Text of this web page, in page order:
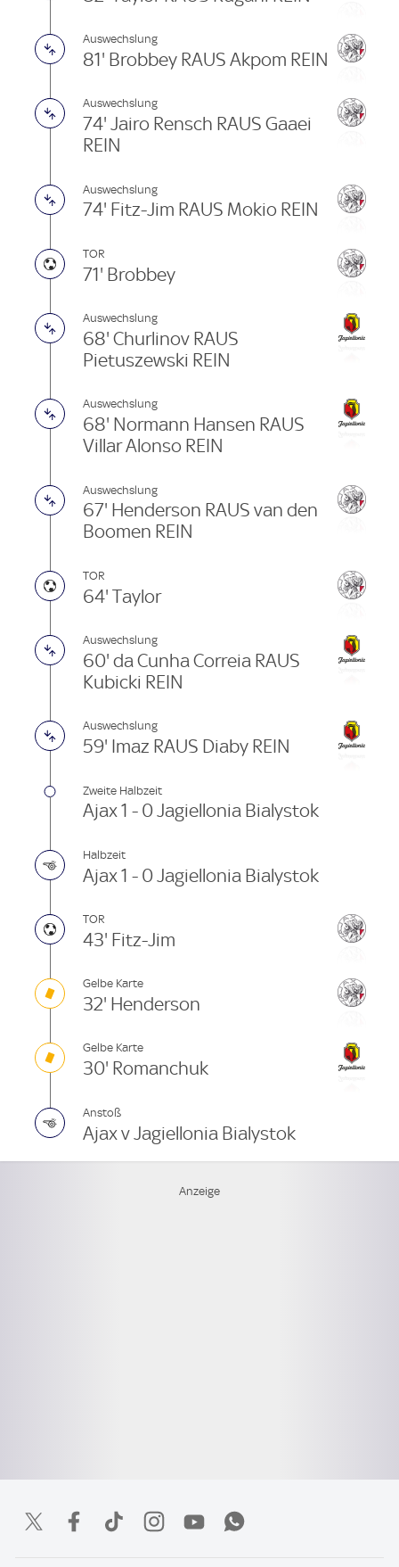
Auswechslung
81' Brobbey RAUS Akpom REIN
Auswechslung
74' Jairo Rensch RAUS Gaaei
REIN
Auswechslung
74' Fitz-Jim RAUS Mokio REIN
TOR
71' Brobbey
Auswechslung
68' Churlinov RAUS
Pietuszewski REIN
Auswechslung
68' Normann Hansen RAUS
Villar Alonso REIN
Auswechslung
67' Henderson RAUS van den
Boomen REIN
TOR
64' Taylor
Auswechslung
60' da Cunha Correia RAUS
Kubicki REIN
Auswechslung
59' Imaz RAUS Diaby REIN
Zweite Halbzeit
Ajax 1 - 0 Jagiellonia Bialystok
Halbzeit
Ajax 1 - 0 Jagiellonia Bialystok
TOR
43' Fitz-Jim
Gelbe Karte
32' Henderson
Gelbe Karte
30' Romanchuk
Anstoß
Ajax v Jagiellonia Bialystok